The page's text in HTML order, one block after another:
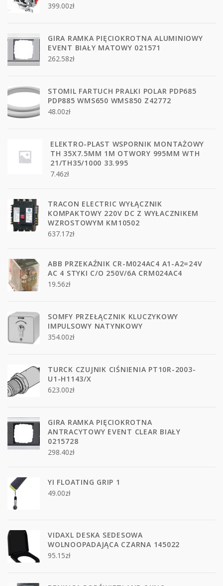
399.00zł
GIRA RAMKA PIĘCIOKROTNA ALUMINIOWY
EVENT BIAŁY MATOWY 021571
262.58zł
STOMIL FARTUCH PRALKI POLAR PDP685
PDP885 WMS650 WMS850 Z42772
48.00zł
ELEKTRO-PLAST WSPORNIK MONTAŻOWY
TH 35X7.5MM 1M OTWORY 995MM WTH
21/TH35/1000 33.995
7.46zł
TRACON ELECTRIC WYŁĄCZNIK
KOMPAKTOWY 220V DC Z WYŁACZNIKEM
WZROSTOWYM KM10502
637.17zł
ABB PRZEKAŹNIK CR-M024AC4 A1-A2=24V
AC 4 STYKI C/O 250V/6A CRM024AC4
19.56zł
SOMFY PRZEŁĄCZNIK KLUCZYKOWY
IMPULSOWY NATYNKOWY
354.00zł
TURCK CZUJNIK CIŚNIENIA PT10R-2003-
U1-H1143/X
623.00zł
GIRA RAMKA PIĘCIOKROTNA
ANTRACYTOWY EVENT CLEAR BIAŁY
0215728
298.40zł
YI FLOATING GRIP 1
49.00zł
VIDAXL DESKA SEDESOWA
WOLNOOPADAJĄCA CZARNA 145022
95.15zł